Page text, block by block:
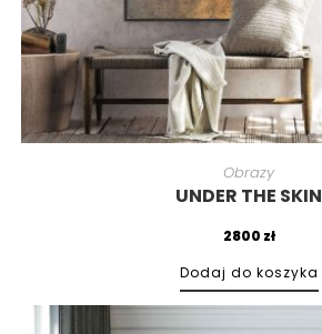
Obrazy
UNDER THE SKIN
2800 zł
Dodaj do koszyka